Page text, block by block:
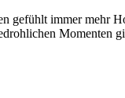
gefühlt immer mehr
Momenten